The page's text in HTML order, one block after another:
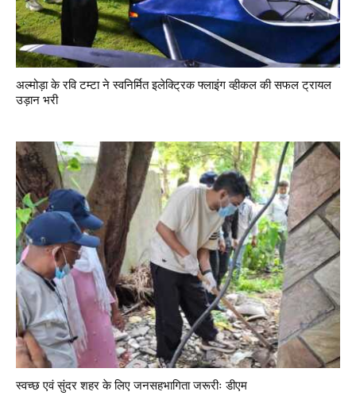
अल्मोड़ा के रवि टम्टा ने स्वनिर्मित इलेक्ट्रिक फ्लाइंग व्हीकल की सफल ट्रायल
उड़ान भरी
स्वच्छ एवं सुंदर शहर के लिए जनसहभागिता जरूरीः डीएम